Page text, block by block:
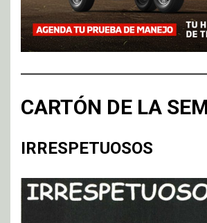
CARTÓN DE LA
IRRESPETUOSOS